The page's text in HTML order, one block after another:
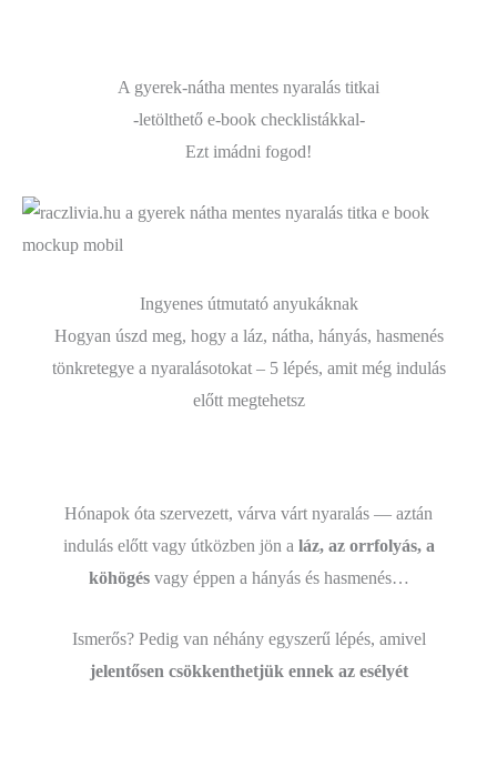
A gyerek-nátha mentes nyaralás titkai
-letölthető e-book checklistákkal-
Ezt imádni fogod!
Ingyenes útmutató anyukáknak
Hogyan úszd meg, hogy a láz, nátha, hányás, hasmenés
tönkretegye a nyaralásotokat – 5 lépés, amit még indulás
előtt megtehetsz
Hónapok óta szervezett, várva várt nyaralás — aztán
indulás előtt vagy útközben jön a láz, az orrfolyás, a
köhögés vagy éppen a hányás és hasmenés…
Ismerős? Pedig van néhány egyszerű lépés, amivel
jelentősen csökkenthetjük ennek az esélyét